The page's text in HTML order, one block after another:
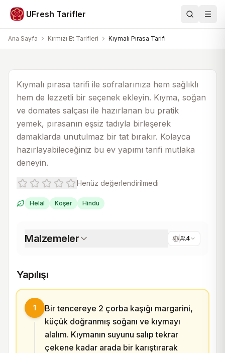
UFresh Tarifler Ara
Ana Sayfa Kırmızı Et Tarifleri Kıymalı Pırasa Tarifi
Kırmızı Et Tarifleri
Kıymalı Pırasa Tarifi
30 dk 40 dk 4
Kıymalı pırasa tarifi ile sofralarınıza hem sağlıklı
hem de lezzetli bir seçenek ekleyin. Kıyma, soğan
ve domates salçası ile hazırlanan bu pratik
yemek, pırasanın eşsiz tadıyla birleşerek
damaklarda unutulmaz bir tat bırakır. Kolayca
hazırlayabileceğiniz bu ev yapımı tarifi mutlaka
deneyin.
Henüz değerlendirilmedi
Helal Koşer Hindu
Malzemeler 4
Yapılışı
1
Bir tencereye 2 çorba kaşığı margarini,
küçük doğranmış soğanı ve kıymayı
alalım. Kıymanın suyunu salıp tekrar
çekene kadar arada bir karıştırarak